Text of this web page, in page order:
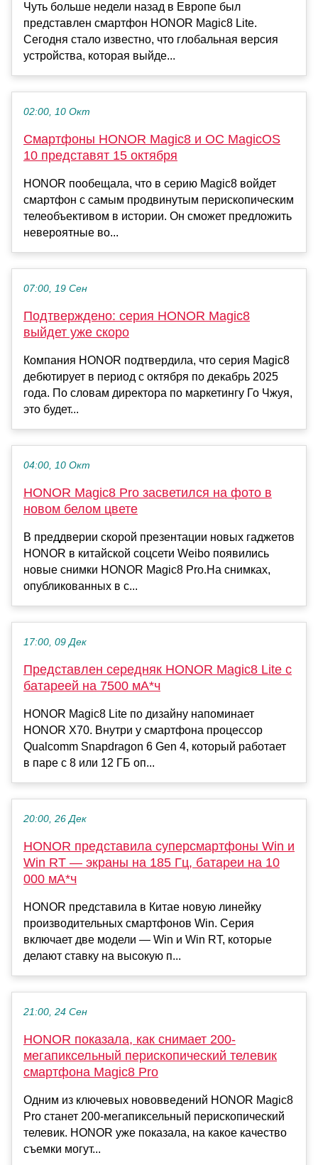
Чуть больше недели назад в Европе был
представлен смартфон HONOR Magic8 Lite.
Сегодня стало известно, что глобальная версия
устройства, которая выйде...
02:00, 10 Окт
Смартфоны HONOR Magic8 и ОС MagicOS
10 представят 15 октября
HONOR пообещала, что в серию Magic8 войдет
смартфон с самым продвинутым перископическим
телеобъективом в истории. Он сможет предложить
невероятные во...
07:00, 19 Сен
Подтверждено: серия HONOR Magic8
выйдет уже скоро
Компания HONOR подтвердила, что серия Magic8
дебютирует в период с октября по декабрь 2025
года. По словам директора по маркетингу Го Чжуя,
это будет...
04:00, 10 Окт
HONOR Magic8 Pro засветился на фото в
новом белом цвете
В преддверии скорой презентации новых гаджетов
HONOR в китайской соцсети Weibo появились
новые снимки HONOR Magic8 Pro.На снимках,
опубликованных в с...
17:00, 09 Дек
Представлен середняк HONOR Magic8 Lite с
батареей на 7500 мА*ч
HONOR Magic8 Lite по дизайну напоминает
HONOR X70. Внутри у смартфона процессор
Qualcomm Snapdragon 6 Gen 4, который работает
в паре с 8 или 12 ГБ оп...
20:00, 26 Дек
HONOR представила суперсмартфоны Win и
Win RT — экраны на 185 Гц, батареи на 10
000 мА*ч
HONOR представила в Китае новую линейку
производительных смартфонов Win. Серия
включает две модели — Win и Win RT, которые
делают ставку на высокую п...
21:00, 24 Сен
HONOR показала, как снимает 200-
мегапиксельный перископический телевик
смартфона Magic8 Pro
Одним из ключевых нововведений HONOR Magic8
Pro станет 200-мегапиксельный перископический
телевик. HONOR уже показала, на какое качество
съемки могут...